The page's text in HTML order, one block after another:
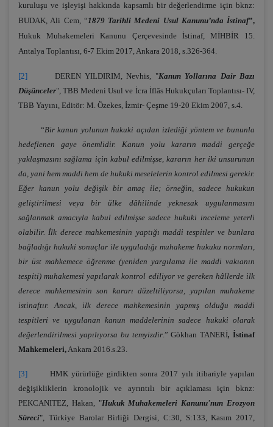
kuruluşu ve işleyişi hakkında kapsamlı bir değerlendirme için bknz:
BUDAK, Ali Cem, “1879 Tarihli Medeni Usul Kanunu’nda İstinaf”,
Hukuk Muhakemeleri Kanunu Çerçevesinde İstinaf, MİHBİR 15.
Antalya Toplantısı, 6-7 Ekim 2017, Ankara 2018, s.326-364.
[2] DEREN YILDIRIM, Nevhis, "Kanun Yollarına Dair Bazı
Düşünceler", TBB Medeni Usul ve İcra İflâs Hukukçuları Toplantısı- IV,
TBB Yayını, Editör: M. Özekes, İzmir- Çeşme 19-20 Ekim 2007, s.4.
“Bir kanun yolunun hukuki açıdan izlediği yöntem ve bununla
hedeflenen gaye önemlidir. Kanun yolu kararın maddi gerçeğe
yaklaşmasını sağlama için kabul edilmişse, kararın her iki unsurunun
da, yani hem maddi hem de hukuki meselelerin kontrol edilmesi gerekir.
Eğer kanun yolu değişik bir amaç ile; örneğin, sadece hukukun
geliştirilmesi veya bir ülke dâhilinde yeknesak uygulanmasını
sağlanmak amacıyla kabul edilmişse sadece hukuki inceleme yeterli
olabilir. İlk derece mahkemesinin yaptığı maddi tespitler ve bunlara
bağladığı hukuki sonuçlar ile uyguladığı muhakeme hukuku normları,
bir üst mahkemece öğrenme (yeniden yargılama ile maddi vakıanın
tespiti) muhakemesi yapılarak kontrol ediliyor ve gereken hâllerde ilk
derece mahkemesinin son kararı düzeltiliyorsa, yapılan muhakeme
istinaftır. Ancak, ilk derece mahkemesinin yapmış olduğu maddi
tespitleri ve uygulanan kanun maddelerinin sadece hukuki olarak
değerlendirilmesi yapılıyorsa bu temyizdir.” Gökhan TANERİ,İstinaf
Mahkemeleri,Ankara 2016.s.23.
[3] HMK yürürlüğe girdikten sonra 2017 yılı itibariyle yapılan
değişikliklerin kronolojik ve ayrıntılı bir açıklaması için bknz:
PEKCANITEZ, Hakan, "Hukuk Muhakemeleri Kanunu'nun Erozyon
Süreci", Türkiye Barolar Birliği Dergisi, C:30, S:133, Kasım 2017,